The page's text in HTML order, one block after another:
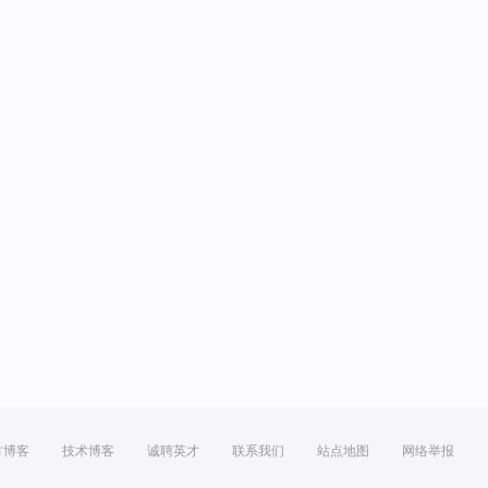
博客 技术博客 诚聘英才 联系我们 站点地图 网络举报